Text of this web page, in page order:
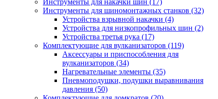
Инструменты для накачки шин (17)
Инструменты для шиномонтажных станков (32)
Устройства взрывной накачки (4)
Устройства для низкопрофильных шин (2)
Устройства третья рука (17)
Комплектующие для вулканизаторов (119)
Аксессуары и приспособления для
вулканизаторов (34)
Нагревательные элементы (35)
Пневмоподушки, подушки выравнивания
давления (50)